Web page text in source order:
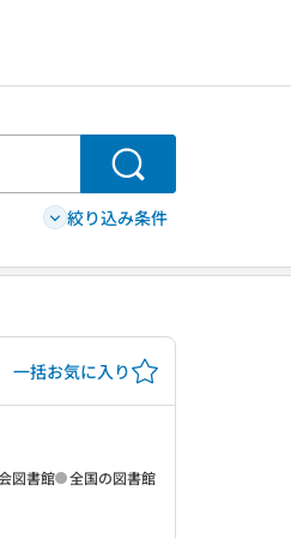
検索
絞り込み条件
一括お気に入り
図書館 全国の図書館